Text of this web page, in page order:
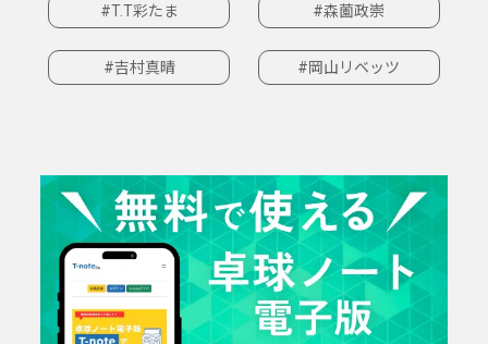
#T.T彩たま #森薗政崇
#吉村真晴 #岡山リベッツ